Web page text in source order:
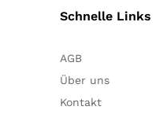
Schnelle Links
AGB
Über uns
Kontakt